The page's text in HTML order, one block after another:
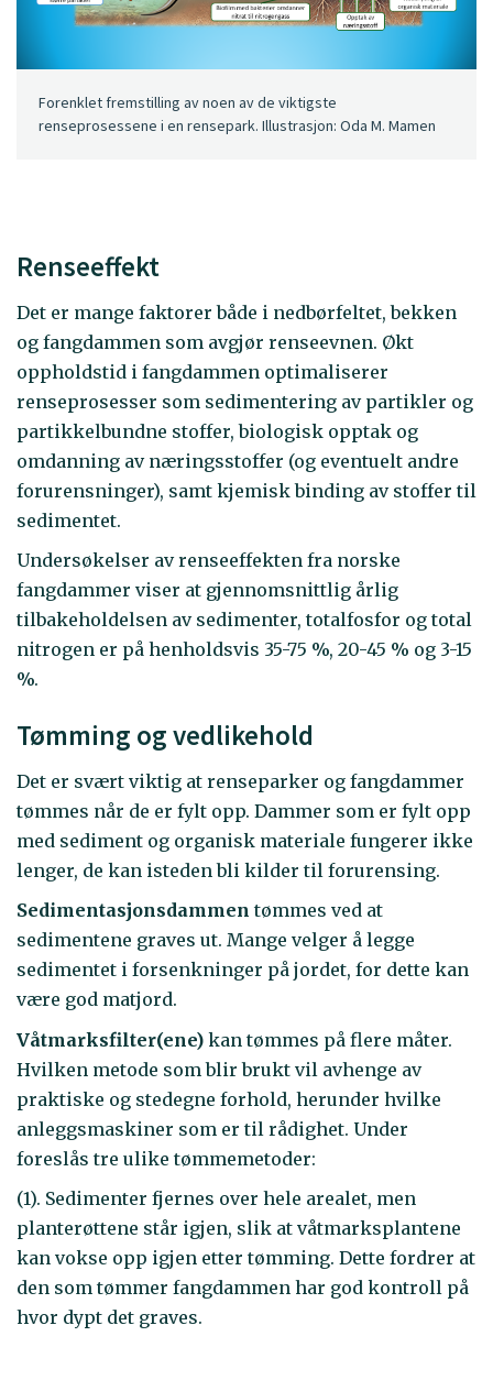
Forenklet fremstilling av noen av de viktigste
renseprosessene i en rensepark. Illustrasjon: Oda M. Mamen
Renseeffekt
Det er mange faktorer både i nedbørfeltet, bekken
og fangdammen som avgjør renseevnen. Økt
oppholdstid i fangdammen optimaliserer
renseprosesser som sedimentering av partikler og
partikkelbundne stoffer, biologisk opptak og
omdanning av næringsstoffer (og eventuelt andre
forurensninger), samt kjemisk binding av stoffer til
sedimentet.
Undersøkelser av renseeffekten fra norske
fangdammer viser at gjennomsnittlig årlig
tilbakeholdelsen av sedimenter, totalfosfor og total
nitrogen er på henholdsvis 35-75 %, 20-45 % og 3-15
%.
Tømming og vedlikehold
Det er svært viktig at renseparker og fangdammer
tømmes når de er fylt opp. Dammer som er fylt opp
med sediment og organisk materiale fungerer ikke
lenger, de kan isteden bli kilder til forurensing.
Sedimentasjonsdammentømmes ved at
sedimentene graves ut. Mange velger å legge
sedimentet i forsenkninger på jordet, for dette kan
være god matjord.
Våtmarksfilter(ene) kan tømmes på flere måter.
Hvilken metode som blir brukt vil avhenge av
praktiske og stedegne forhold, herunder hvilke
anleggsmaskiner som er til rådighet. Under
foreslås tre ulike tømmemetoder:
(1). Sedimenter fjernes over hele arealet, men
planterøttene står igjen, slik at våtmarksplantene
kan vokse opp igjen etter tømming. Dette fordrer at
den som tømmer fangdammen har god kontroll på
hvor dypt det graves.